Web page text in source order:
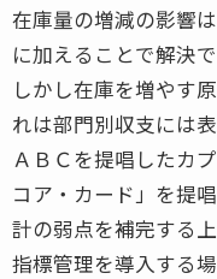
在庫量の増減の影響
に加えることで解決で
しかし在庫を増やす
れは部門別収支には表
ＡＢＣを提唱したカ
コア・カード」を提
計の弱点を補完する
指標管理を導入する